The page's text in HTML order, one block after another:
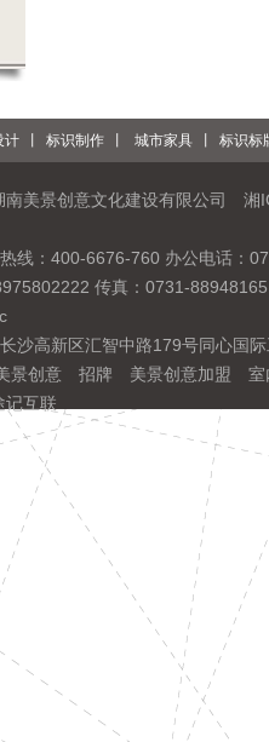
计 标识制作 城市家具 标识标
南美景创意文化建设有限公司
湘
线：400-6676-760 办公电话：
传真：0731-
沙高新区汇智中路179号同心国
景创意 招牌 美景创意加盟
室
记互联